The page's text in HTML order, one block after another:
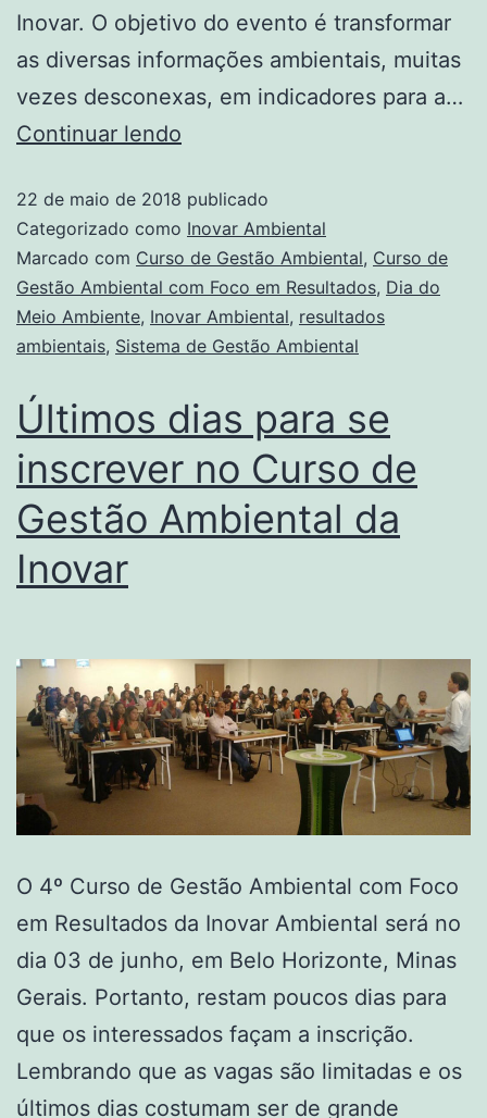
Inovar. O objetivo do evento é transformar
as diversas informações ambientais, muitas
vezes desconexas, em indicadores para a…
Continuar lendo
22 de maio de 2018 publicado
Categorizado como Inovar Ambiental
Marcado com Curso de Gestão Ambiental, Curso de
Gestão Ambiental com Foco em Resultados, Dia do
Meio Ambiente, Inovar Ambiental, resultados
ambientais, Sistema de Gestão Ambiental
Últimos dias para se
inscrever no Curso de
Gestão Ambiental da
Inovar
O 4º Curso de Gestão Ambiental com Foco
em Resultados da Inovar Ambiental será no
dia 03 de junho, em Belo Horizonte, Minas
Gerais. Portanto, restam poucos dias para
que os interessados façam a inscrição.
Lembrando que as vagas são limitadas e os
últimos dias costumam ser de grande